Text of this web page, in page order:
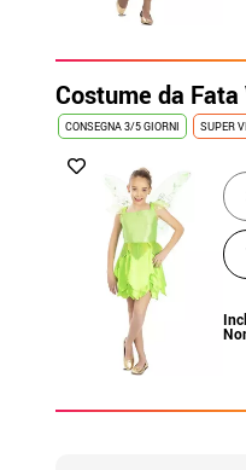
Costume da
CONSEGNA 3/5 GIORNI SUPER